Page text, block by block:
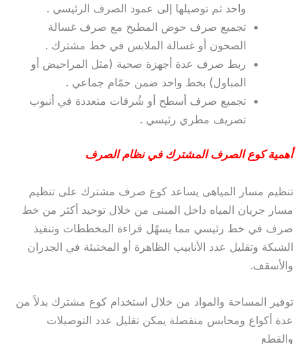
واحد ثم توصيلها إلى عمود الصرف الرئيسي .
تجميع صرف حوض المطبخ مع صرف غسالة
الصحون أو غسالة الملابس في خط مشترك .
ربط صرف عدة أجهزة صحية (مثل المراحيض أو
المباول) بخط واحد ضمن حمّام جماعي .
تجميع صرف أسطح أو شُرفات متعددة في أنبوب
تصريف مطري رئيسي .
أهمية كوع الصرف المشترك في نظام الصرف
تنظيم مسار المياهى يساعد كوع صرف مشترك على تنظيم
مسار جريان المياه داخل المبنى من خلال توحيد أكثر من خط
صرف في خط رئيسي مما يسهّل قراءة المخططات وتنفيذ
الشبكة وتقليل عدد الأنابيب الظاهرة أو المختبئة في الجدران
والأسقف.
توفير المساحة والمواد من خلال استخدام كوع مشترك بدلاً من
عدة أكواع ومحابس منفصلة يمكن تقليل عدد التوصيلات
والقطع